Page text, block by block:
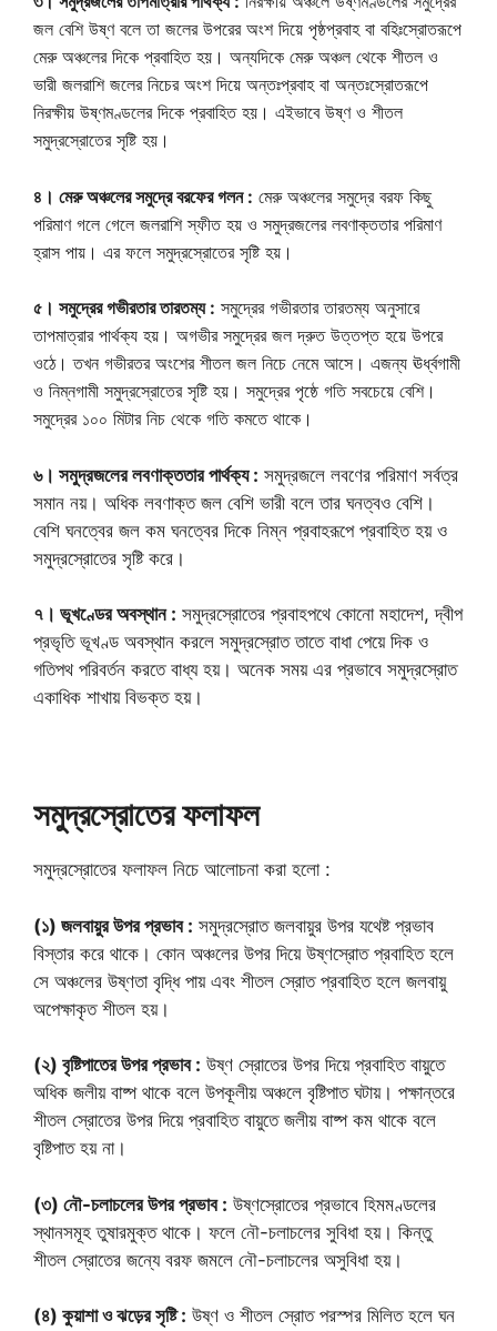
জল বেশি উষ্ণ বলে তা জলের উপরের অংশ দিয়ে পৃষ্ঠপ্রবাহ বা বহিঃস্রোতরূপে
মেরু অঞ্চলের দিকে প্রবাহিত হয়। অন্যদিকে মেরু অঞ্চল থেকে শীতল ও
ভারী জলরাশি জলের নিচের অংশ দিয়ে অন্তঃপ্রবাহ বা অন্তঃস্রোতরূপে
নিরক্ষীয় উষ্ণমণ্ডলের দিকে প্রবাহিত হয়। এইভাবে উষ্ণ ও শীতল
সমুদ্রস্রোতের সৃষ্টি হয়।
৪। মেরু অঞ্চলের সমুদ্রে বরফের গলন : মেরু অঞ্চলের সমুদ্রে বরফ কিছু
পরিমাণ গলে গেলে জলরাশি স্ফীত হয় ও সমুদ্রজলের লবণাক্ততার পরিমাণ
হ্রাস পায়। এর ফলে সমুদ্রস্রোতের সৃষ্টি হয়।
৫। সমুদ্রের গভীরতার তারতম্য : সমুদ্রের গভীরতার তারতম্য অনুসারে
তাপমাত্রার পার্থক্য হয়। অগভীর সমুদ্রের জল দ্রুত উত্তপ্ত হয়ে উপরে
ওঠে। তখন গভীরতর অংশের শীতল জল নিচে নেমে আসে। এজন্য ঊর্ধ্বগামী
ও নিম্নগামী সমুদ্রস্রোতের সৃষ্টি হয়। সমুদ্রের পৃষ্ঠে গতি সবচেয়ে বেশি।
সমুদ্রের ১০০ মিটার নিচ থেকে গতি কমতে থাকে।
৬। সমুদ্রজলের লবণাক্ততার পার্থক্য : সমুদ্রজলে লবণের পরিমাণ সর্বত্র
সমান নয়। অধিক লবণাক্ত জল বেশি ভারী বলে তার ঘনত্বও বেশি।
বেশি ঘনত্বের জল কম ঘনত্বের দিকে নিম্ন প্রবাহরূপে প্রবাহিত হয় ও
সমুদ্রস্রোতের সৃষ্টি করে।
৭। ভূখণ্ডের অবস্থান : সমুদ্রস্রোতের প্রবাহপথে কোনো মহাদেশ, দ্বীপ
প্রভৃতি ভূখণ্ড অবস্থান করলে সমুদ্রস্রোত তাতে বাধা পেয়ে দিক ও
গতিপথ পরিবর্তন করতে বাধ্য হয়। অনেক সময় এর প্রভাবে সমুদ্রস্রোত
একাধিক শাখায় বিভক্ত হয়।
সমুদ্রস্রোতের ফলাফল
সমুদ্রস্রোতের ফলাফল নিচে আলোচনা করা হলো :
(১) জলবায়ুর উপর প্রভাব : সমুদ্রস্রোত জলবায়ুর উপর যথেষ্ট প্রভাব
বিস্তার করে থাকে। কোন অঞ্চলের উপর দিয়ে উষ্ণস্রোত প্রবাহিত হলে
সে অঞ্চলের উষ্ণতা বৃদ্ধি পায় এবং শীতল স্রোত প্রবাহিত হলে জলবায়ু
অপেক্ষাকৃত শীতল হয়।
(২) বৃষ্টিপাতের উপর প্রভাব : উষ্ণ স্রোতের উপর দিয়ে প্রবাহিত বায়ুতে
অধিক জলীয় বাষ্প থাকে বলে উপকূলীয় অঞ্চলে বৃষ্টিপাত ঘটায়। পক্ষান্তরে
শীতল স্রোতের উপর দিয়ে প্রবাহিত বায়ুতে জলীয় বাষ্প কম থাকে বলে
বৃষ্টিপাত হয় না।
(৩) নৌ-চলাচলের উপর প্রভাব : উষ্ণস্রোতের প্রভাবে হিমমণ্ডলের
স্থানসমূহ তুষারমুক্ত থাকে। ফলে নৌ-চলাচলের সুবিধা হয়। কিন্তু
শীতল স্রোতের জন্যে বরফ জমলে নৌ-চলাচলের অসুবিধা হয়।
(৪) কুয়াশা ও ঝড়ের সৃষ্টি : উষ্ণ ও শীতল স্রোত পরস্পর মিলিত হলে ঘন